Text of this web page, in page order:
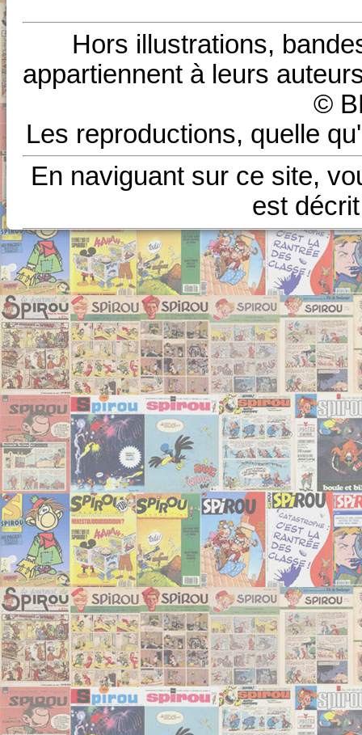
Hors illustrations,
appartiennent à leurs
©
Les reproductions, quelle
En naviguant sur ce site,
est